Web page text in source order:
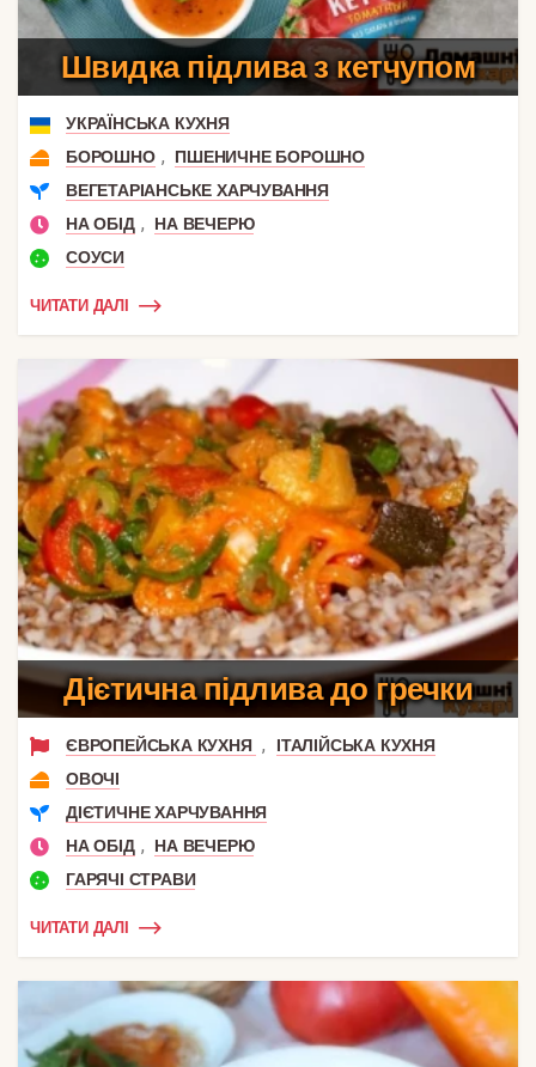
Швидка підлива з кетчупом
УКРАЇНСЬКА КУХНЯ
БОРОШНО ,
ПШЕНИЧНЕ БОРОШНО
ВЕГЕТАРІАНСЬКЕ ХАРЧУВАННЯ
НА ОБІД ,
НА ВЕЧЕРЮ
СОУСИ
ЧИТАТИ ДАЛІ
Дієтична підлива до гречки
ЄВРОПЕЙСЬКА КУХНЯ ,
ІТАЛІЙСЬКА КУХНЯ
ОВОЧІ
ДІЄТИЧНЕ ХАРЧУВАННЯ
НА ОБІД ,
НА ВЕЧЕРЮ
ГАРЯЧІ СТРАВИ
ЧИТАТИ ДАЛІ